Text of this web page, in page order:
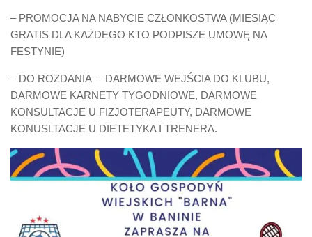
– PROMOCJA NA NABYCIE CZŁONKOSTWA (MIESIĄC
GRATIS DLA KAŻDEGO KTO PODPISZE UMOWĘ NA
FESTYNIE)
– DO ROZDANIA – DARMOWE WEJŚCIA DO KLUBU,
DARMOWE KARNETY TYGODNIOWE, DARMOWE
KONSULTACJE U FIZJOTERAPEUTY, DARMOWE
KONUSLTACJE U DIETETYKA I TRENERA.